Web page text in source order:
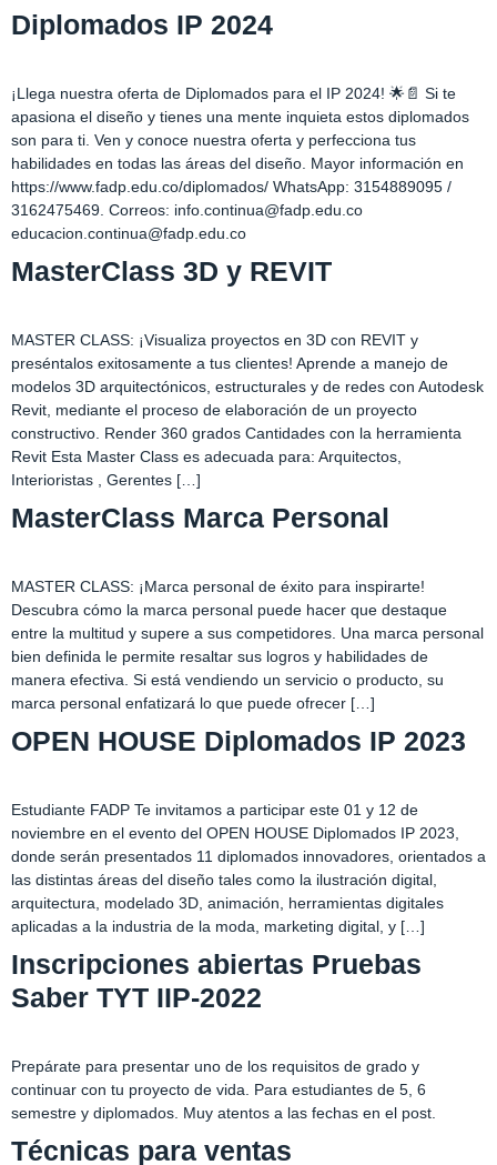
Diplomados IP 2024
¡Llega nuestra oferta de Diplomados para el IP 2024! 🌟📄 Si te
apasiona el diseño y tienes una mente inquieta estos diplomados
son para ti. Ven y conoce nuestra oferta y perfecciona tus
habilidades en todas las áreas del diseño. Mayor información en
https://www.fadp.edu.co/diplomados/ WhatsApp: 3154889095 /
3162475469. Correos: info.continua@fadp.edu.co
educacion.continua@fadp.edu.co
MasterClass 3D y REVIT
MASTER CLASS: ¡Visualiza proyectos en 3D con REVIT y
preséntalos exitosamente a tus clientes! Aprende a manejo de
modelos 3D arquitectónicos, estructurales y de redes con Autodesk
Revit, mediante el proceso de elaboración de un proyecto
constructivo. Render 360 grados Cantidades con la herramienta
Revit Esta Master Class es adecuada para: Arquitectos,
Interioristas , Gerentes […]
MasterClass Marca Personal
MASTER CLASS: ¡Marca personal de éxito para inspirarte!
Descubra cómo la marca personal puede hacer que destaque
entre la multitud y supere a sus competidores. Una marca personal
bien definida le permite resaltar sus logros y habilidades de
manera efectiva. Si está vendiendo un servicio o producto, su
marca personal enfatizará lo que puede ofrecer […]
OPEN HOUSE Diplomados IP 2023
Estudiante FADP Te invitamos a participar este 01 y 12 de
noviembre en el evento del OPEN HOUSE Diplomados IP 2023,
donde serán presentados 11 diplomados innovadores, orientados a
las distintas áreas del diseño tales como la ilustración digital,
arquitectura, modelado 3D, animación, herramientas digitales
aplicadas a la industria de la moda, marketing digital, y […]
Inscripciones abiertas Pruebas
Saber TYT IIP-2022
Prepárate para presentar uno de los requisitos de grado y
continuar con tu proyecto de vida. Para estudiantes de 5, 6
semestre y diplomados. Muy atentos a las fechas en el post.
Técnicas para ventas